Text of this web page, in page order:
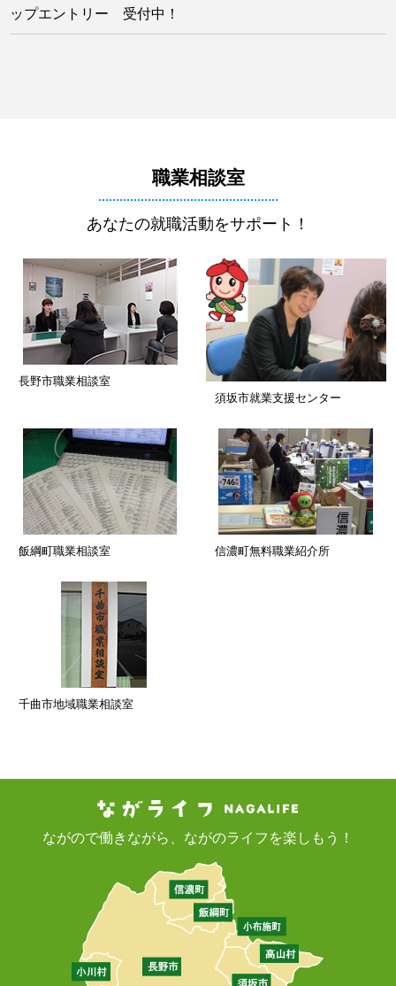
ップエントリー 受付中！
職業相談室
あなたの就職活動をサポート！
長野市職業相談室
須坂市就業支援センター
飯綱町職業相談室 信濃町無料職業紹介所
千曲市地域職業相談室
ながので働きながら、ながのライフを楽しもう！